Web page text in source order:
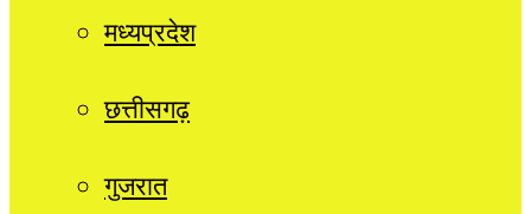
मध्यप्रदेश
छत्तीसगढ़
गुजरात